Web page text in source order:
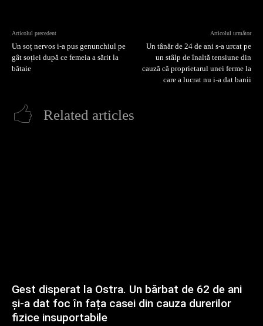
Articolul precedent
Un soț nervos i-a pus genunchiul pe
gât soției după ce femeia a sărit la
bătaie
Articolul următor
Un tânăr de 24 de ani s-a urcat pe
un stâlp de înaltă tensiune din
cauză că proprietarul unei ferme la
care a lucrat nu i-a dat banii
Related articles
Gest disperat la Ostra. Un bărbat de 62 de ani
și-a dat foc în fața casei din cauza durerilor
fizice insuportabile